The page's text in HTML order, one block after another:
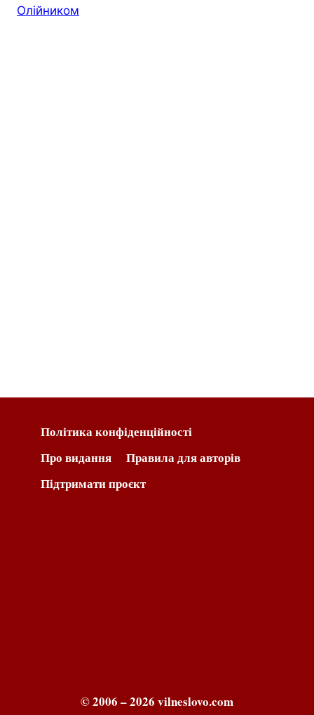
Олійником
Політика конфіденційності
Про видання
Правила для авторів
Підтримати проєкт
© 2006 – 2026 vilneslovo.com